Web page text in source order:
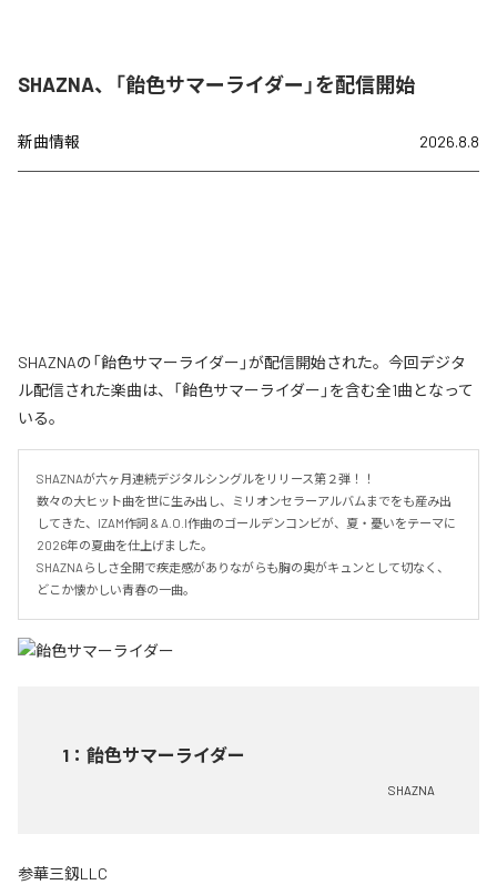
SHAZNA、「飴色サマーライダー」を配信開始
新曲情報 2026.8.8
SHAZNAの「飴色サマーライダー」が配信開始された。今回デジタ
ル配信された楽曲は、「飴色サマーライダー」を含む全1曲となって
いる。
SHAZNAが六ヶ月連続デジタルシングルをリリース第２弾！！
数々の大ヒット曲を世に生み出し、ミリオンセラーアルバムまでをも産み出
してきた、IZAM作詞 & A.O.I作曲のゴールデンコンビが、夏・憂いをテーマに
2026年の夏曲を仕上げました。
SHAZNAらしさ全開で疾走感がありながらも胸の奥がキュンとして切なく、
どこか懐かしい青春の一曲。
1 ： 飴色サマーライダー
SHAZNA
参華三釼LLC